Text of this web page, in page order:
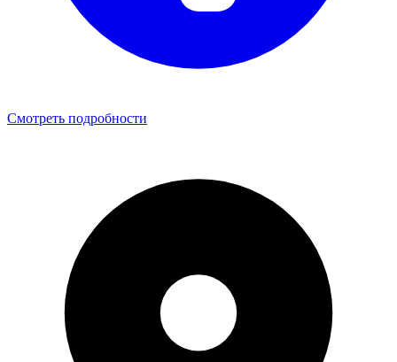
Смотреть подробности